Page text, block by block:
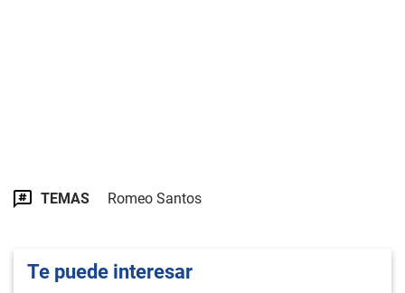
TEMAS Romeo Santos
Te puede interesar